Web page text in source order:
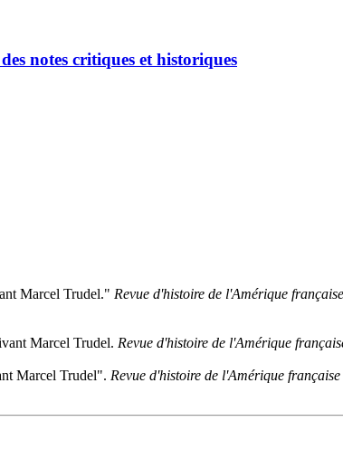
notes critiques et historiques
Marcel Trudel." Revue d'histoire de l'Amérique française
Marcel Trudel. Revue d'histoire de l'Amérique
Marcel Trudel". Revue d'histoire de l'Amérique française